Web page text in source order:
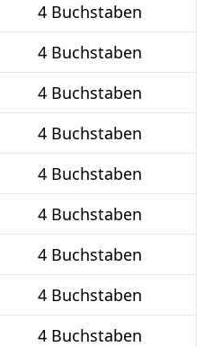
4 Buchstaben
4 Buchstaben
4 Buchstaben
4 Buchstaben
4 Buchstaben
4 Buchstaben
4 Buchstaben
4 Buchstaben
4 Buchstaben